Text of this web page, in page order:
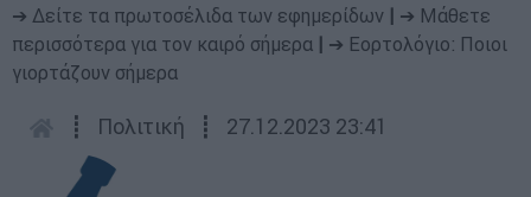
➔ Δείτε τα πρωτοσέλιδα των εφημερίδων
➔ Μάθετε
περισσότερα για τον καιρό σήμερα
➔ Εορτολόγιο: Ποιοι
γιορτάζουν σήμερα
┋ Πολιτική ┋ 27.12.2023 23:41